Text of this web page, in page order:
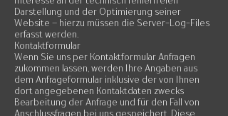
Darstellung und der Optimierung seiner
Website – hierzu müssen die Server-Log-Files
erfasst werden.
Kontaktformular
Wenn Sie uns per Kontaktformular Anfragen
zukommen lassen, werden Ihre Angaben aus
dem Anfrageformular inklusive der von Ihnen
dort angegebenen Kontaktdaten zwecks
Bearbeitung der Anfrage und für den Fall von
Anschlussfragen bei uns gespeichert. Diese